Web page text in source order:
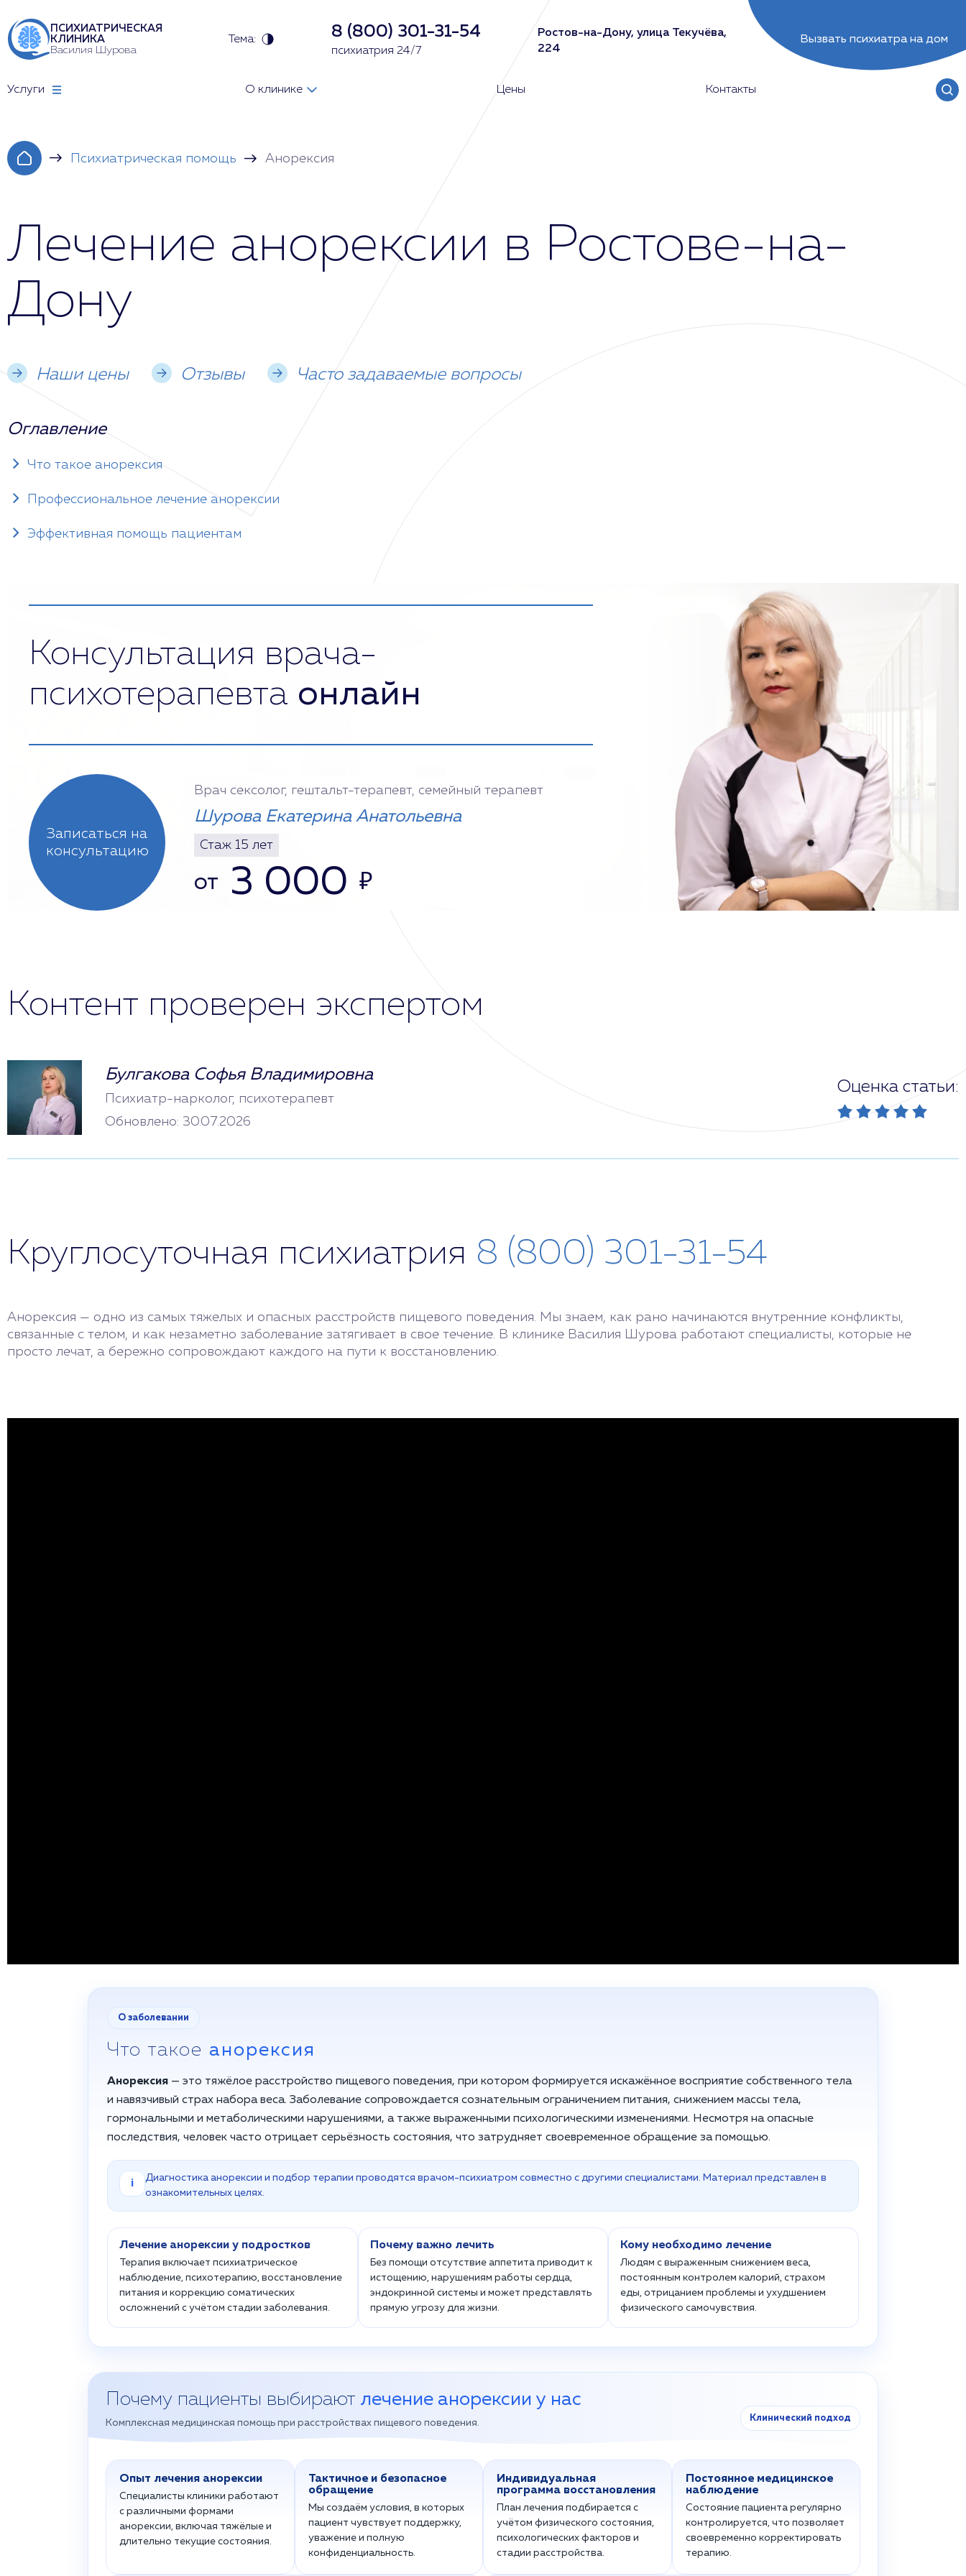
ПСИХИАТРИЧЕСКАЯ
КЛИНИКА
Василия Шурова
Тема: 8 (800) 301-31-54
психиатрия 24/7
Ростов-на-Дону, улица Текучёва,
224
Вызвать психиатра на дом
Услуги О клинике Цены Контакты
Психиатрическая помощь Анорексия
Лечение анорексии в Ростове-на-
Дону
Наши цены Отзывы Часто задаваемые вопросы
Оглавление
Что такое анорексия
Профессиональное лечение анорексии
Эффективная помощь пациентам
Консультация врача-
психотерапевта онлайн
Записаться на
консультацию
Врач сексолог, гештальт-терапевт, семейный терапевт
Шурова Екатерина Анатольевна
Стаж 15 лет
от 3 000 ₽
Контент проверен экспертом
Булгакова Софья Владимировна
Психиатр-нарколог, психотерапевт
Обновлено: 30.07.2026
Оценка статьи:
Круглосуточная психиатрия 8 (800) 301-31-54
Анорексия — одно из самых тяжелых и опасных расстройств пищевого поведения. Мы знаем, как рано начинаются внутренние конфликты,
связанные с телом, и как незаметно заболевание затягивает в свое течение. В клинике Василия Шурова работают специалисты, которые не
просто лечат, а бережно сопровождают каждого на пути к восстановлению.
О заболевании
Что такое анорексия
Анорексия — это тяжёлое расстройство пищевого поведения, при котором формируется искажённое восприятие собственного тела
и навязчивый страх набора веса. Заболевание сопровождается сознательным ограничением питания, снижением массы тела,
гормональными и метаболическими нарушениями, а также выраженными психологическими изменениями. Несмотря на опасные
последствия, человек часто отрицает серьёзность состояния, что затрудняет своевременное обращение за помощью.
i
Диагностика анорексии и подбор терапии проводятся врачом-психиатром совместно с другими специалистами. Материал представлен в
ознакомительных целях.
Лечение анорексии у подростков
Терапия включает психиатрическое
наблюдение, психотерапию, восстановление
питания и коррекцию соматических
осложнений с учётом стадии заболевания.
Почему важно лечить
Без помощи отсутствие аппетита приводит к
истощению, нарушениям работы сердца,
эндокринной системы и может представлять
прямую угрозу для жизни.
Кому необходимо лечение
Людям с выраженным снижением веса,
постоянным контролем калорий, страхом
еды, отрицанием проблемы и ухудшением
физического самочувствия.
Почему пациенты выбирают лечение анорексии у нас
Комплексная медицинская помощь при расстройствах пищевого поведения. Клинический подход
Опыт лечения анорексии
Специалисты клиники работают
с различными формами
анорексии, включая тяжёлые и
длительно текущие состояния.
Тактичное и безопасное
обращение
Мы создаём условия, в которых
пациент чувствует поддержку,
уважение и полную
конфиденциальность.
Индивидуальная
программа восстановления
План лечения подбирается с
учётом физического состояния,
психологических факторов и
стадии расстройства.
Постоянное медицинское
наблюдение
Состояние пациента регулярно
контролируется, что позволяет
своевременно корректировать
терапию.